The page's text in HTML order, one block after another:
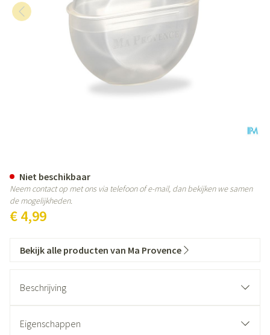
€ 4,99
Niet beschikbaar
Neem contact op met ons via telefoon of e-mail, dan bekijken we samen
de mogelijkheden.
Bekijk alle producten van Ma Provence
Beschrijving
Eigenschappen